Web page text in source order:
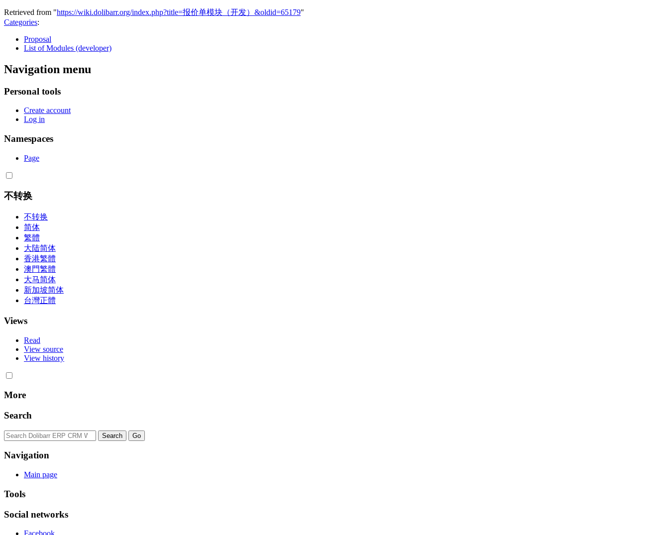
Retrieved from "https://wiki.dolibarr.org/index.php?title=报价单模块（开发）&oldid=65179"
Categories:
Proposal
List of Modules (developer)
Navigation menu
Personal tools
Create account
Log in
Namespaces
Page
不转换
不转换
简体
繁體
大陆简体
香港繁體
澳門繁體
大马简体
新加坡简体
台灣正體
Views
Read
View source
View history
More
Search
Navigation
Main page
Tools
Social networks